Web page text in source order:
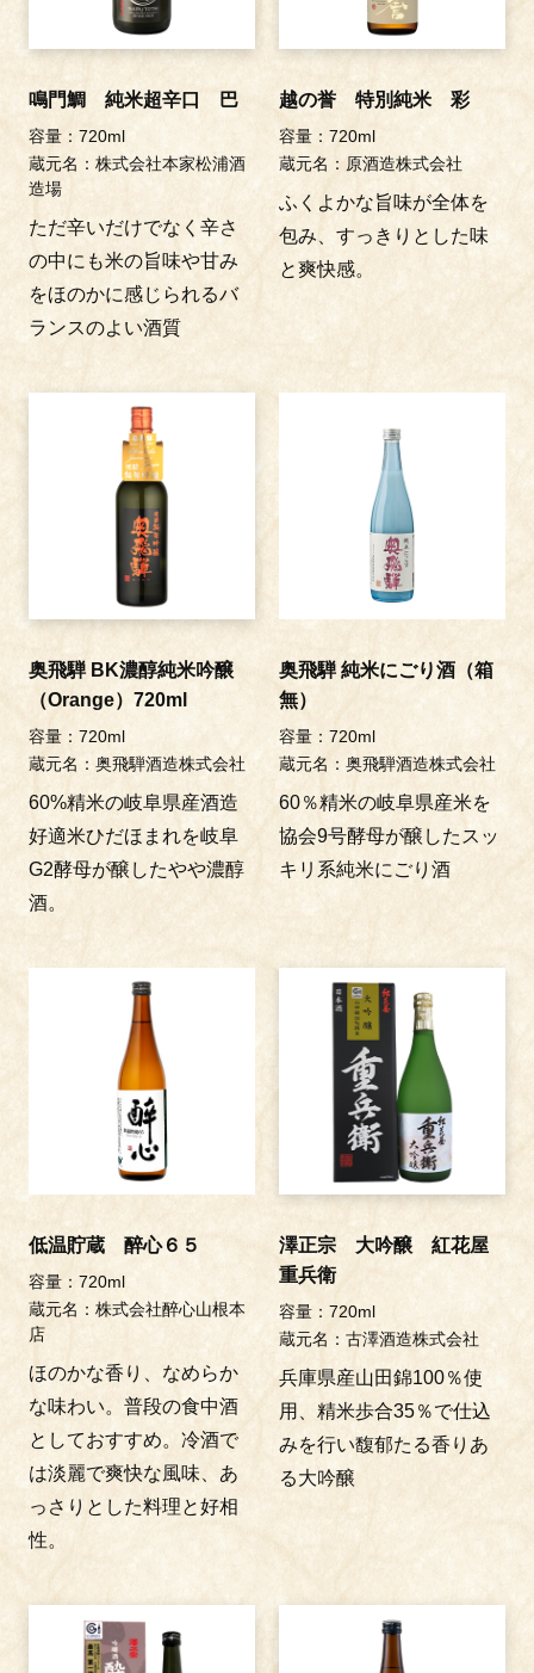
鳴門鯛 純米超辛口 巴
容量：720ml
蔵元名：株式会社本家松浦酒
造場
ただ辛いだけでなく辛さ
の中にも米の旨味や甘み
をほのかに感じられるバ
ランスのよい酒質
越の誉 特別純米 彩
容量：720ml
蔵元名：原酒造株式会社
ふくよかな旨味が全体を
包み、すっきりとした味
と爽快感。
奥飛騨 BK濃醇純米吟醸
（Orange）720ml
容量：720ml
蔵元名：奥飛騨酒造株式会社
60%精米の岐阜県産酒造
好適米ひだほまれを岐阜
G2酵母が醸したやや濃醇
酒。
奥飛騨 純米にごり酒（箱
無）
容量：720ml
蔵元名：奥飛騨酒造株式会社
60％精米の岐阜県産米を
協会9号酵母が醸したスッ
キリ系純米にごり酒
低温貯蔵 醉心６５
容量：720ml
蔵元名：株式会社醉心山根本
店
ほのかな香り、なめらか
な味わい。普段の食中酒
としておすすめ。冷酒で
は淡麗で爽快な風味、あ
っさりとした料理と好相
性。
澤正宗 大吟醸 紅花屋
重兵衛
容量：720ml
蔵元名：古澤酒造株式会社
兵庫県産山田錦100％使
用、精米歩合35％で仕込
みを行い馥郁たる香りあ
る大吟醸